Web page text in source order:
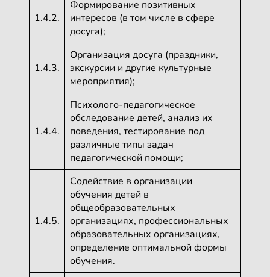
1.4.2.
Формирование позитивных
интересов (в том числе в сфере
досуга);
1.4.3.
Организация досуга (праздники,
экскурсии и другие культурные
мероприятия);
1.4.4.
Психолого-педагогическое
обследование детей, анализ их
поведения, тестирование под
различные типы задач
педагогической помощи;
1.4.5.
Содействие в организации
обучения детей в
общеобразовательных
организациях, профессиональных
образовательных организациях,
определение оптимальной формы
обучения.